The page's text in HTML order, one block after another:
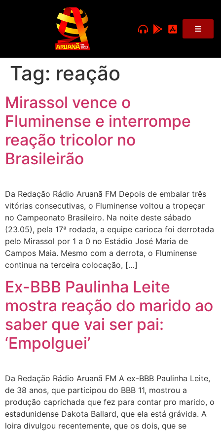
Tag: reação
Mirassol vence o
Fluminense e interrompe
reação tricolor no
Brasileirão
Da Redação Rádio Aruanã FM Depois de embalar três
vitórias consecutivas, o Fluminense voltou a tropeçar
no Campeonato Brasileiro. Na noite deste sábado
(23.05), pela 17ª rodada, a equipe carioca foi derrotada
pelo Mirassol por 1 a 0 no Estádio José Maria de
Campos Maia. Mesmo com a derrota, o Fluminense
continua na terceira colocação, […]
Ex-BBB Paulinha Leite
mostra reação do marido ao
saber que vai ser pai:
‘Empolguei’
Da Redação Rádio Aruanã FM A ex-BBB Paulinha Leite,
de 38 anos, que participou do BBB 11, mostrou a
produção caprichada que fez para contar pro marido, o
estadunidense Dakota Ballard, que ela está grávida. A
loira divulgou recentemente, que os dois, que se